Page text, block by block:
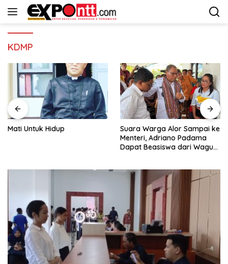
Langsung
KDMP
Mati Untuk Hidup
Suara Warga Alor Sampai ke
Menteri, Adriano Padama
Dapat Beasiswa dari Wagub